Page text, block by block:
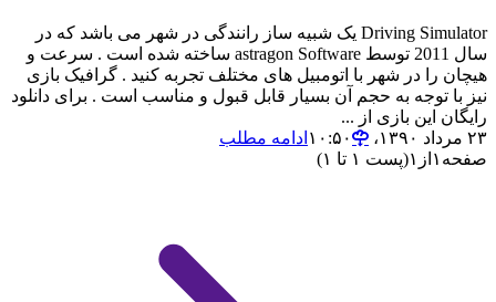
Driving Simulator یک شبیه ساز رانندگی در شهر می باشد که در
سال 2011 توسط astragon Software ساخته شده است . سرعت و
هیچان را در شهر با اتومبیل های مختلف تجربه کنید . گرافیک بازی
نیز با توجه به حجم آن بسیار قابل قبول و مناسب است . برای دانلود
رایگان این بازی از ...
۲۳ مرداد ۱۳۹۰،‏ ۱۰:۵۰
ادامه مطلب
صفحه ۱ از ۱(پست ۱ تا ۱)